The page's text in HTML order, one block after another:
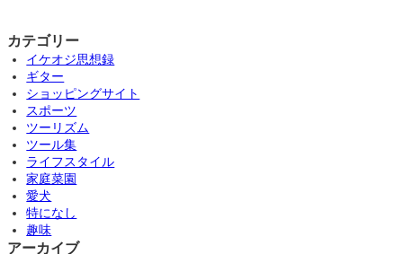
カテゴリー
イケオジ思想録
ギター
ショッピングサイト
スポーツ
ツーリズム
ツール集
ライフスタイル
家庭菜園
愛犬
特になし
趣味
アーカイブ